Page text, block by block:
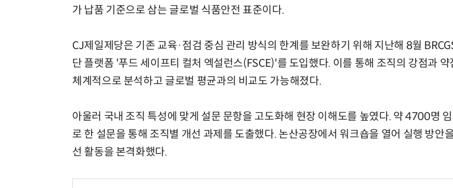
가 납품 기준으로 삼는 글로벌 식품안전 표준이다.
CJ제일제당은 기존 교육·점검 중심 관리 방식의 한계를 보완하기 위해 지난해 8월
단 플랫폼 '푸드 세이프티 컬처 엑설런스(FSCE)'를 도입했다. 이를 통해 조직의 강점과 약
체계적으로 분석하고 글로벌 평균과의 비교도 가능해졌다.
아울러 국내 조직 특성에 맞게 설문 문항을 고도화해 현장 이해도를 높였다. 약 4700명
로 한 설문을 통해 조직별 개선 과제를 도출했다. 논산공장에서 워크숍을 열어 실행 방안
선 활동을 본격화했다.